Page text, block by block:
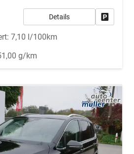
Details
7,10 l/100km
g/km